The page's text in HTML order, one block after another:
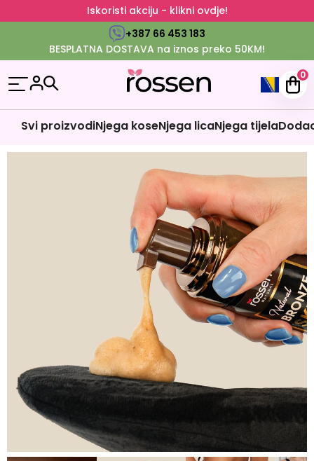
Iskoristi akciju - klikni ovdje!
+387 66 453 183
BESPLATNA DOSTAVA na iznos preko 50KM!
0
Svi proizvodiNjega koseNjega licaNjega tijela